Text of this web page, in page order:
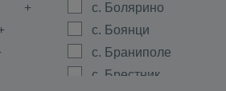
с. Болярино
с. Боянци
с. Браниполе
с. Брестник